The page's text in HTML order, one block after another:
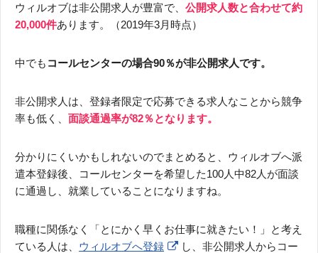
ウィルオブは非公開求人が豊富で、 公開求人数と合わせて約
20,000件あります。（2019年3月時点）
中でも コールセンターの場合90％が非公開求人です。
非公開求人は、登録者限定で応募できる求人なことから競争
率も低く、 面談通過率が82％となります。
分かりにくいかもしれないのでまとめると、ウィルオブへ派
遣本登録後、コールセンターを希望した100人中82人が面談
に通過し、就業していることになりますね。
職種に関係なく「とにかく早くお仕事に就きたい！」と考え
ている人は、 ウィルオブへ登録
し、非公開求人からコー